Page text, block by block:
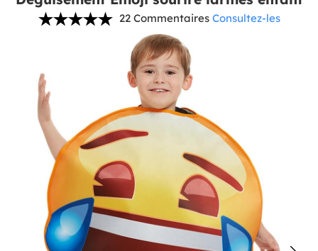
22 Commentaires Consultez-les